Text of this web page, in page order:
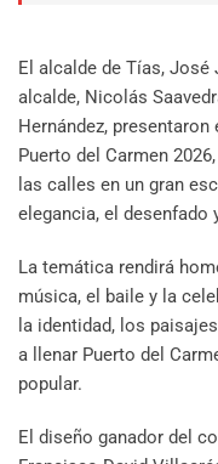
El alcalde de Tías, José
alcalde, Nicolás
Hernández,
Puerto del Carmen
las calles en un gran
elegancia, el desenfado
La temática rendirá
música, el baile y la
la identidad, los
a llenar Puerto del
popular.
El diseño ganador del